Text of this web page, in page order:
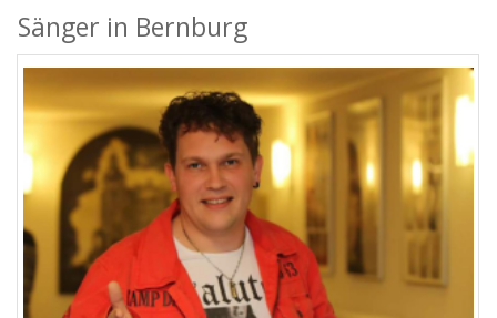
Sänger in Bernburg